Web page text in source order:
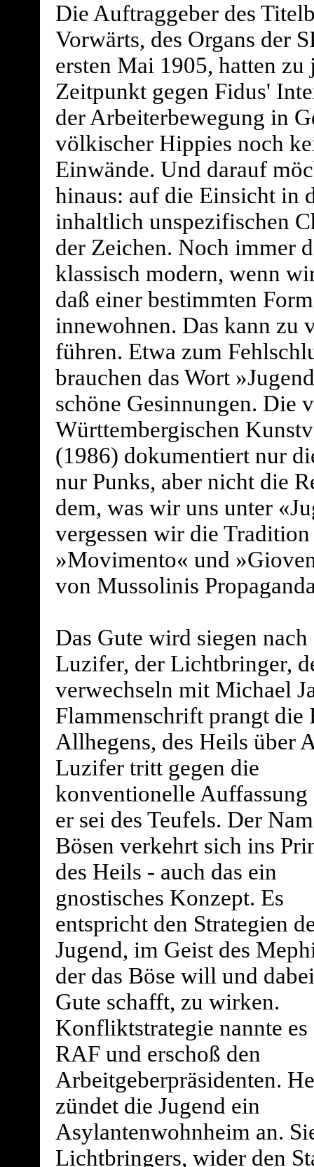
Die Auftraggeber des
Vorwärts, des Organs der
ersten Mai 1905, hatten zu
Zeitpunkt gegen Fidus'
der Arbeiterbewegung in
völkischer Hippies noch
Einwände. Und darauf
hinaus: auf die Einsicht in
inhaltlich unspezifischen
der Zeichen. Noch immer
klassisch modern, wenn
daß einer bestimmten
innewohnen. Das kann zu
führen. Etwa zum
brauchen das Wort
schöne Gesinnungen. Die
Württembergischen
(1986) dokumentiert nur
nur Punks, aber nicht die
dem, was wir uns unter
vergessen wir die
»Movimento« und
von Mussolinis
Das Gute wird siegen
Luzifer, der Lichtbringer,
verwechseln mit Michael
Flammenschrift prangt die
Allhegens, des Heils über
Luzifer tritt gegen die
konventionelle Auffassung
er sei des Teufels. Der
Bösen verkehrt sich ins
des Heils - auch das ein
gnostisches Konzept. Es
entspricht den Strategien
Jugend, im Geist des
der das Böse will und
Gute schafft, zu wirken.
Konfliktstrategie nannte es
RAF und erschoß den
Arbeitgeberpräsidenten.
zündet die Jugend ein
Asylantenwohnheim an.
Lichtbringers, wider den